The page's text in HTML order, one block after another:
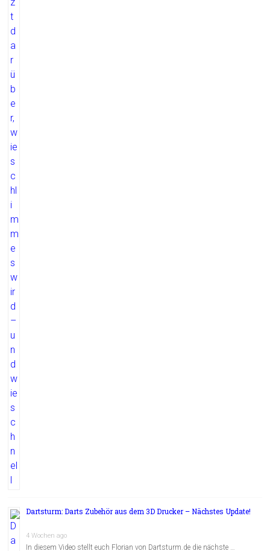
Dartsturm: Darts Zubehör aus dem 3D Drucker – Nächstes Update!
4 Wochen ago
In diesem Video stellt euch Florian von Dartsturm.de die nächste …